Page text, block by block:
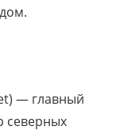
— главный
северных